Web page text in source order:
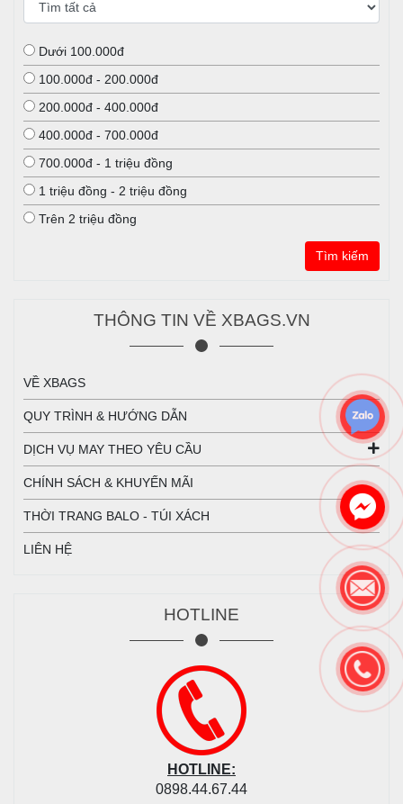
Dưới 100.000đ
100.000đ - 200.000đ
200.000đ - 400.000đ
400.000đ - 700.000đ
700.000đ - 1 triệu đồng
1 triệu đồng - 2 triệu đồng
Trên 2 triệu đồng
Tìm kiếm
THÔNG TIN VỀ XBAGS.VN
VỀ XBAGS
QUY TRÌNH & HƯỚNG DẪN
DỊCH VỤ MAY THEO YÊU CẦU
CHÍNH SÁCH & KHUYẾN MÃI
THỜI TRANG BALO - TÚI XÁCH
LIÊN HỆ
HOTLINE
HOTLINE:
0898.44.67.44